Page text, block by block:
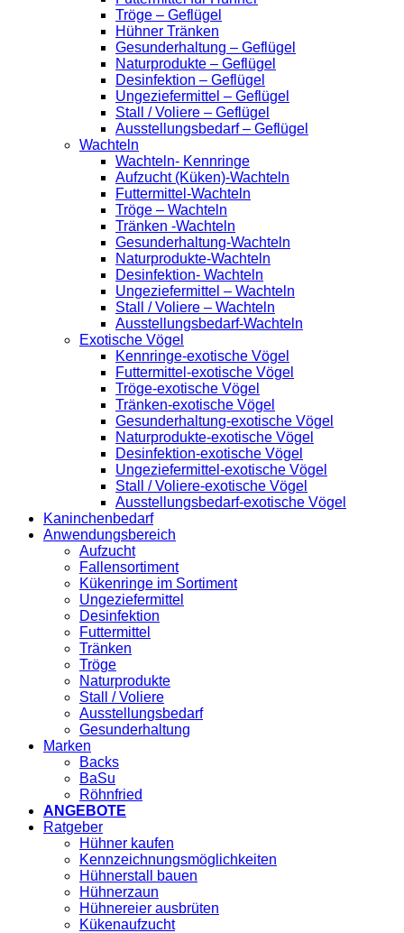
Tröge – Geflügel
Hühner Tränken
Gesunderhaltung – Geflügel
Naturprodukte – Geflügel
Desinfektion – Geflügel
Ungeziefermittel – Geflügel
Stall / Voliere – Geflügel
Ausstellungsbedarf – Geflügel
Wachteln
Wachteln- Kennringe
Aufzucht (Küken)-Wachteln
Futtermittel-Wachteln
Tröge – Wachteln
Tränken -Wachteln
Gesunderhaltung-Wachteln
Naturprodukte-Wachteln
Desinfektion- Wachteln
Ungeziefermittel – Wachteln
Stall / Voliere – Wachteln
Ausstellungsbedarf-Wachteln
Exotische Vögel
Kennringe-exotische Vögel
Futtermittel-exotische Vögel
Tröge-exotische Vögel
Tränken-exotische Vögel
Gesunderhaltung-exotische Vögel
Naturprodukte-exotische Vögel
Desinfektion-exotische Vögel
Ungeziefermittel-exotische Vögel
Stall / Voliere-exotische Vögel
Ausstellungsbedarf-exotische Vögel
Kaninchenbedarf
Anwendungsbereich
Aufzucht
Fallensortiment
Kükenringe im Sortiment
Ungeziefermittel
Desinfektion
Futtermittel
Tränken
Tröge
Naturprodukte
Stall / Voliere
Ausstellungsbedarf
Gesunderhaltung
Marken
Backs
BaSu
Röhnfried
ANGEBOTE
Ratgeber
Hühner kaufen
Kennzeichnungsmöglichkeiten
Hühnerstall bauen
Hühnerzaun
Hühnereier ausbrüten
Kükenaufzucht